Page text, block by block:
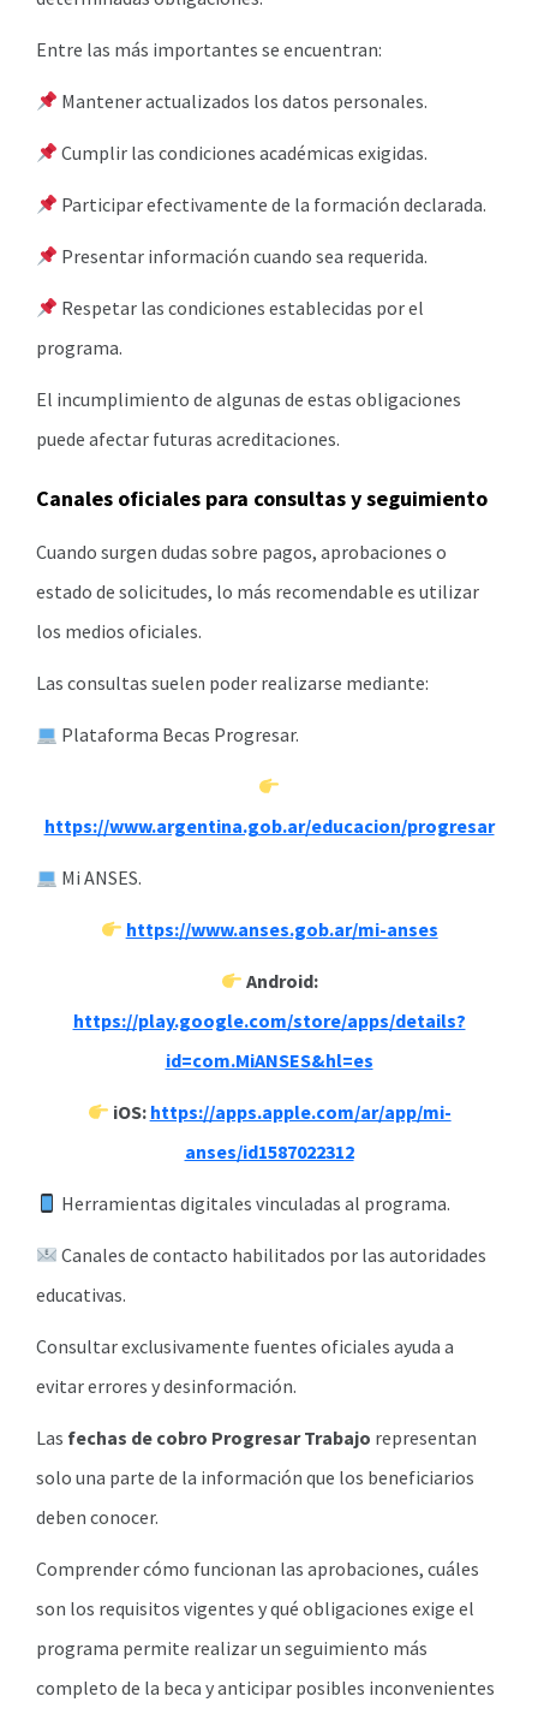
Entre las más importantes se encuentran:
Mantener actualizados los datos personales.
Cumplir las condiciones académicas exigidas.
Participar efectivamente de la formación declarada.
Presentar información cuando sea requerida.
Respetar las condiciones establecidas por el
programa.
El incumplimiento de algunas de estas obligaciones
puede afectar futuras acreditaciones.
Canales oficiales para consultas y seguimiento
Cuando surgen dudas sobre pagos, aprobaciones o
estado de solicitudes, lo más recomendable es utilizar
los medios oficiales.
Las consultas suelen poder realizarse mediante:
Plataforma Becas Progresar.
https://www.argentina.gob.ar/educacion/progresar
Mi ANSES.
https://www.anses.gob.ar/mi-anses
Android:
https://play.google.com/store/apps/details?
id=com.MiANSES&hl=es
iOS: https://apps.apple.com/ar/app/mi-
anses/id1587022312
Herramientas digitales vinculadas al programa.
Canales de contacto habilitados por las autoridades
educativas.
Consultar exclusivamente fuentes oficiales ayuda a
evitar errores y desinformación.
Las fechas de cobro Progresar Trabajo representan
solo una parte de la información que los beneficiarios
deben conocer.
Comprender cómo funcionan las aprobaciones, cuáles
son los requisitos vigentes y qué obligaciones exige el
programa permite realizar un seguimiento más
completo de la beca y anticipar posibles inconvenientes